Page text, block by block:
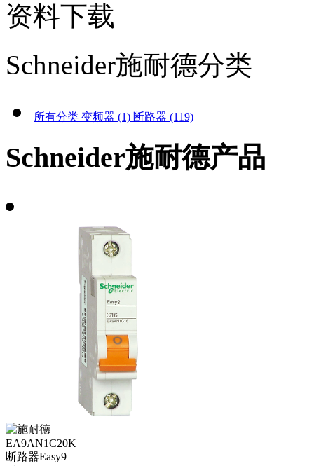
资料下载
Schneider施耐德分类
所有分类 变频器 (1) 断路器 (119)
Schneider施耐德产品